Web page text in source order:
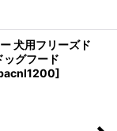
犬用フリーズド
グフード
]